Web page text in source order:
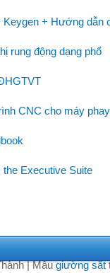
Keygen + Hướng dẫn
rung động dạng phổ
CNC cho máy
Executive Suite
| Mẫugiường sắt